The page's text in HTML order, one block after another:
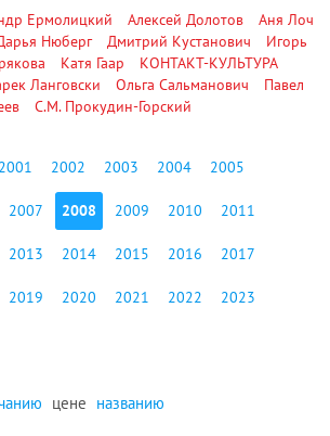
Ермолицкий Алексей Долотов
Аня Лоч
Нюберг Дмитрий Кустанович
Игорь
Катя Гаар
КОНТАКТ-КУЛЬТУРА
Ланговски Ольга Сальманович
Павел
С.М. Прокудин-Горский
2001 2002 2003 2004 2005
2007 2008 2009 2010 2011
2013 2014 2015 2016 2017
2019 2020 2021 2022 2023
цене названию